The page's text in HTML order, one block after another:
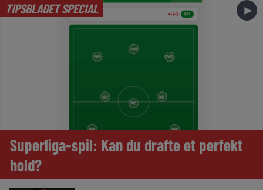
TIPSBLADET SPECIAL ►
Superliga-spil: Kan du drafte et perfekt
hold?